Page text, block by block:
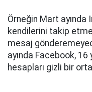
Örneğin Mart
kendilerini takip
mesaj
ayında Facebook,
hesapları gizli bir